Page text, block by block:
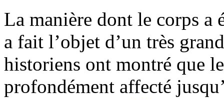
La manière dont le corps a
a fait l’objet d’un très
historiens ont montré que
profondément affecté